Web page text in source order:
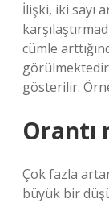
İlişki, iki sayı
cümle
görülmektedir.
gösterilir.
Orantı
Çok fazla
büyük bir